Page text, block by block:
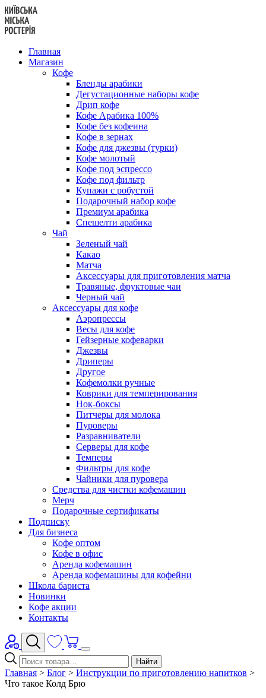
Перейти
к
содержанию
Главная
Магазин
Кофе
Бленды арабики
Дегустационные наборы кофе
Дрип кофе
Кофе Арабика 100%
Кофе без кофеина
Кофе в зернах
Кофе для джезвы (турки)
Кофе молотый
Кофе под эспрессо
Кофе под фильтр
Купажи с робустой
Подарочный набор кофе
Премиум арабика
Спешелти арабика
Чай
Зеленый чай
Какао
Матча
Аксессуары для приготовления матча
Травяные, фруктовые чаи
Черный чай
Аксессуары для кофе
Аэропрессы
Весы для кофе
Гейзерные кофеварки
Джезвы
Дриперы
Другое
Кофемолки ручные
Коврики для темперирования
Нок-боксы
Питчеры для молока
Пуроверы
Разравниватели
Серверы для кофе
Темперы
Фильтры для кофе
Чайники для пуровера
Средства для чистки кофемашин
Мерч
Подарочные сертификаты
Подписку
Для бизнеса
Кофе оптом
Кофе в офис
Аренда кофемашин
Аренда кофемашины для кофейни
Школа бариста
Новинки
Кофе акции
Контакты
Найти
Главная > Блог > Инструкции по приготовлению напитков >
Что такое Колд Брю